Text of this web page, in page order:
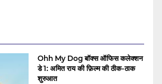
Ohh My Dog बॉक्स ऑफिस कलेक्शन
डे 1: अमित राय की फ़िल्म की ठीक-ठाक
शुरुआत